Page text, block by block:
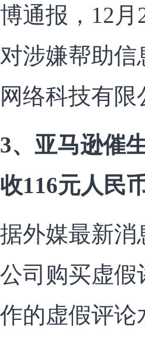
博通报，12
对涉嫌帮助
网络科技有
3、亚马逊催
收116元人民
据外媒最新消
公司购买虚假
作的虚假评论